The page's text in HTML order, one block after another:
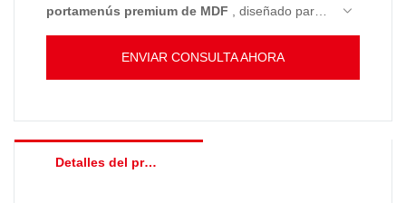
portamenús premium de MDF , diseñado para
liso en madera añade un toque de calidez y
sofisticación a cualquier comedor. Ideal para el
uso diario, es duradero y fácil de limpiar, lo que lo
ENVIAR CONSULTA AHORA
Detalles del producto